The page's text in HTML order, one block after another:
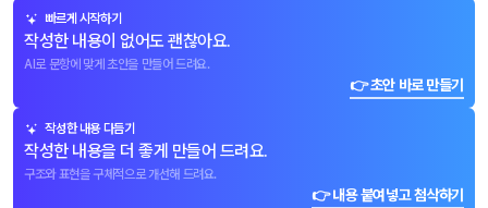
빠르게 시작하기
작성한 내용이 없어도 괜찮아요.
AI로 문항에 맞게 초안을 만들어 드려요.
👉 초안 바로 만들기
작성한 내용 다듬기
작성한 내용을 더 좋게 만들어 드려요.
구조와 표현을 구체적으로 개선해 드려요.
👉 내용 붙여넣고 첨삭하기